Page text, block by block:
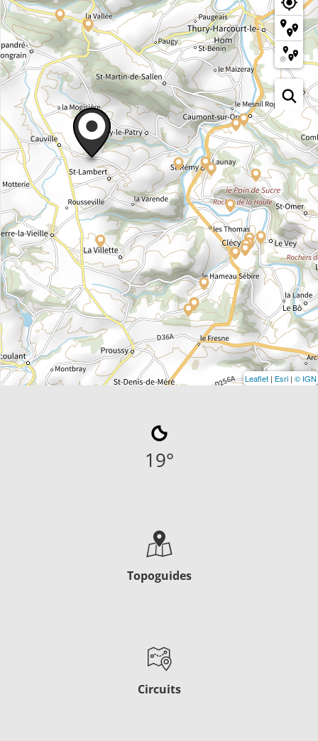
Leaflet | Esri | © IGN
19°
Topoguides
Circuits